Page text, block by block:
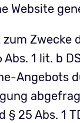
Website
1 lit. b
Angebots
§ 25 Abs. 1